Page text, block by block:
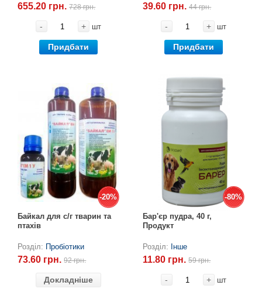
655.20 грн.728 грн.
- + шт
Придбати
39.60 грн.44 грн.
- + шт
Придбати
-20%
-20%
Байкал для с/г тварин та
птахів
Розділ: Пробіотики
73.60 грн.92 грн.
Докладніше
-80%
-80%
Бар'єр пудра, 40 г,
Продукт
Розділ: Інше
11.80 грн.59 грн.
- + шт